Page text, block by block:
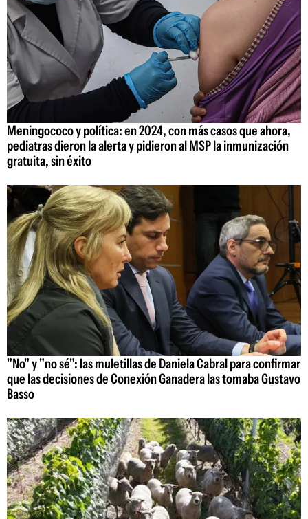
Meningococo y política: en 2024, con más casos que ahora,
pediatras dieron la alerta y pidieron al MSP la inmunización
gratuita, sin éxito
"No" y "no sé": las muletillas de Daniela Cabral para confirmar
que las decisiones de Conexión Ganadera las tomaba Gustavo
Basso